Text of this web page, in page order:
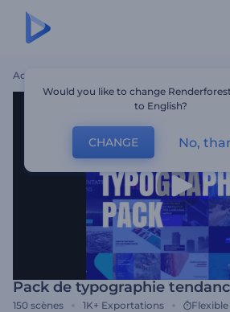
Accueil
Pack de typographie
150 scènes 1K+ Exportations Flexible
Would you like to change
to English?
CHANGE No,